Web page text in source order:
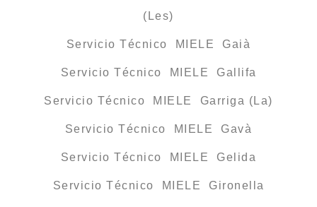
(Les)
Servicio Técnico MIELE Gaià
Servicio Técnico MIELE Gallifa
Servicio Técnico MIELE Garriga (La)
Servicio Técnico MIELE Gavà
Servicio Técnico MIELE Gelida
Servicio Técnico MIELE Gironella